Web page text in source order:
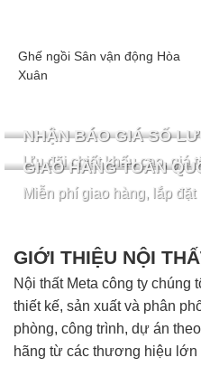
Ghế ngồi Sân vận động Hòa
Xuân
NHẬN BÁO GIÁ SỐ
Ưu đãi chiết khấu cao, giá
GIAO HÀNG TOÀN
Miễn phí giao hàng, lắp đặt
GIỚI THIỆU NỘI
Nội thất Meta công ty chúng
thiết kế, sản xuất và phân
phòng, công trình, dự án
hãng từ các thương hiệu